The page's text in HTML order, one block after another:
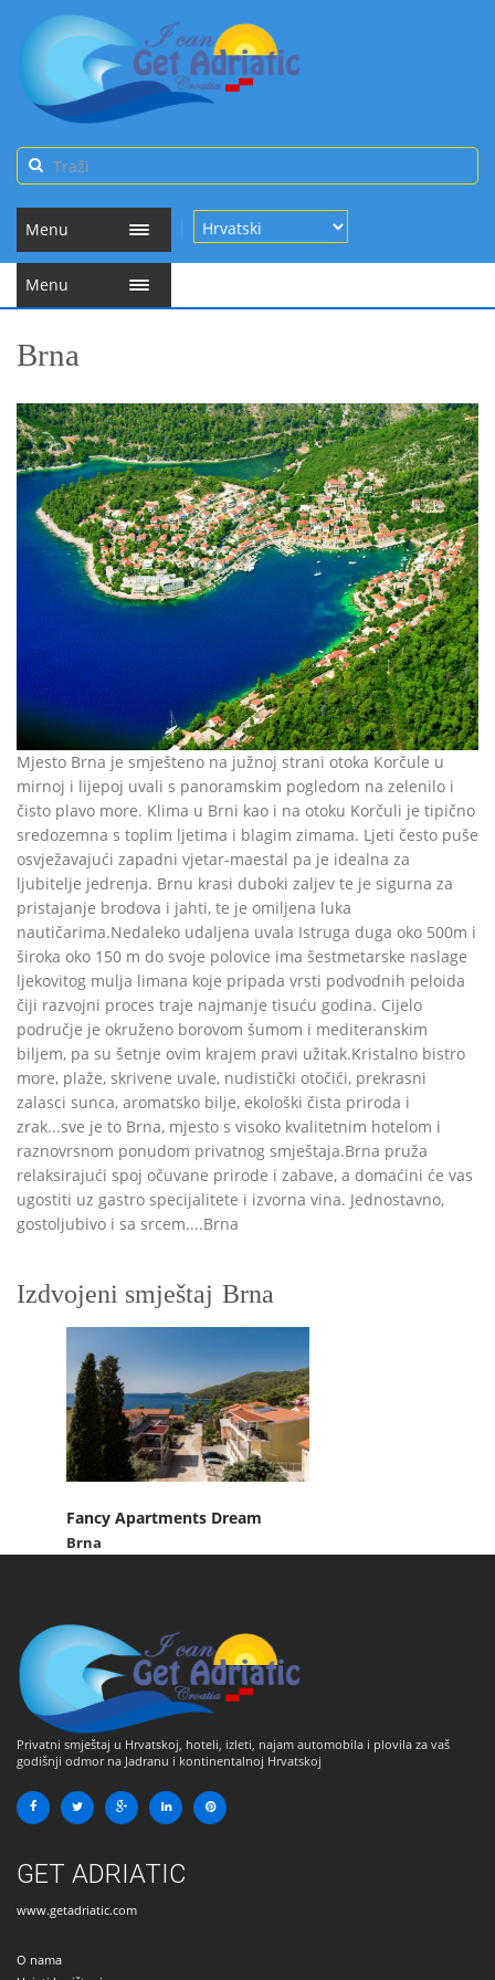
Menu
Menu
Brna
Mjesto Brna je smješteno na južnoj strani otoka Korčule u
mirnoj i lijepoj uvali s panoramskim pogledom na zelenilo i
čisto plavo more. Klima u Brni kao i na otoku Korčuli je tipično
sredozemna s toplim ljetima i blagim zimama. Ljeti često puše
osvježavajući zapadni vjetar-maestal pa je idealna za
ljubitelje jedrenja. Brnu krasi duboki zaljev te je sigurna za
pristajanje brodova i jahti, te je omiljena luka
nautičarima.Nedaleko udaljena uvala Istruga duga oko 500m i
široka oko 150 m do svoje polovice ima šestmetarske naslage
ljekovitog mulja limana koje pripada vrsti podvodnih peloida
čiji razvojni proces traje najmanje tisuću godina. Cijelo
područje je okruženo borovom šumom i mediteranskim
biljem, pa su šetnje ovim krajem pravi užitak.Kristalno bistro
more, plaže, skrivene uvale, nudistički otočići, prekrasni
zalasci sunca, aromatsko bilje, ekološki čista priroda i
zrak...sve je to Brna, mjesto s visoko kvalitetnim hotelom i
raznovrsnom ponudom privatnog smještaja.Brna pruža
relaksirajući spoj očuvane prirode i zabave, a domaćini će vas
ugostiti uz gastro specijalitete i izvorna vina. Jednostavno,
gostoljubivo i sa srcem....Brna
Izdvojeni smještaj Brna
Fancy Apartments Dream
Brna
Privatni smještaj u Hrvatskoj, hoteli, izleti, najam automobila i plovila za vaš
godišnji odmor na Jadranu i kontinentalnoj Hrvatskoj
GET ADRIATIC
www.getadriatic.com
O nama